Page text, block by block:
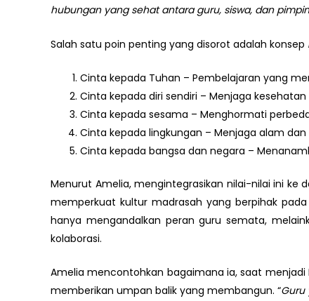
hubungan yang sehat antara guru, siswa, dan
Salah satu poin penting yang disorot adalah konsep
Cinta kepada Tuhan – Pembelajaran yang
Cinta kepada diri sendiri – Menjaga
Cinta kepada sesama – Menghormati
Cinta kepada lingkungan – Menjaga alam
Cinta kepada bangsa dan negara –
Menurut Amelia, mengintegrasikan nilai-nilai ini ke
memperkuat kultur madrasah yang berpihak
hanya mengandalkan peran guru semata,
kolaborasi.
Amelia mencontohkan bagaimana ia, saat
memberikan umpan balik yang membangun. “Guru